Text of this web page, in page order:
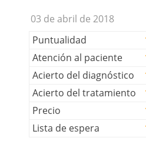
03 de abril de 2018
Puntualidad
Atención al paciente
Acierto del diagnóstico
Acierto del tratamiento
Precio
Lista de espera